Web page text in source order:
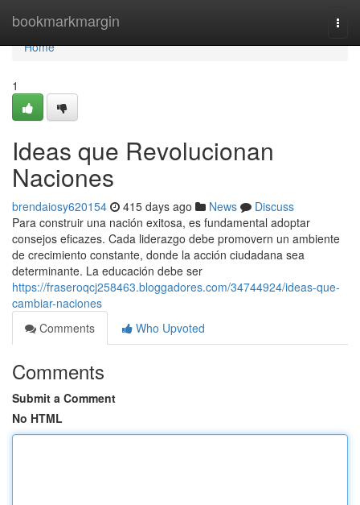
bookmarkmargin
Home
Home
1
Ideas que Revolucionan
Naciones
brendaiosy620154 415 days ago News
Discuss
Para construir una nación exitosa, es fundamental adoptar
consejos eficazes. Cada liderazgo debe promovern un ambiente
de crecimiento constante, donde la acción ciudadana sea
determinante. La educación debe ser
https://fraseroqcj258463.bloggadores.com/34744924/ideas-que-
cambiar-naciones
Comments
Who Upvoted
Comments
Submit a Comment
No HTML